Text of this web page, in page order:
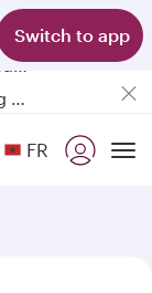
Switch to app
Passengers flying between Doha and Auckland on QR914 and QR915
Qatar Airways Expands Global Network to over 160 Destinations FR